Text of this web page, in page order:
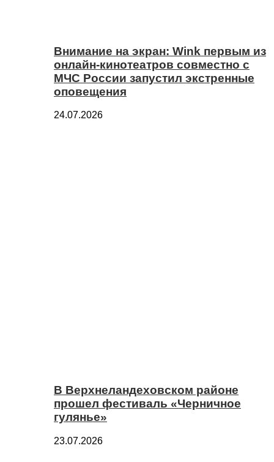
Внимание на экран: Wink первым из
онлайн-кинотеатров совместно с
МЧС России запустил экстренные
оповещения
24.07.2026
В Верхнеландеховском районе
прошел фестиваль «Черничное
гулянье»
23.07.2026